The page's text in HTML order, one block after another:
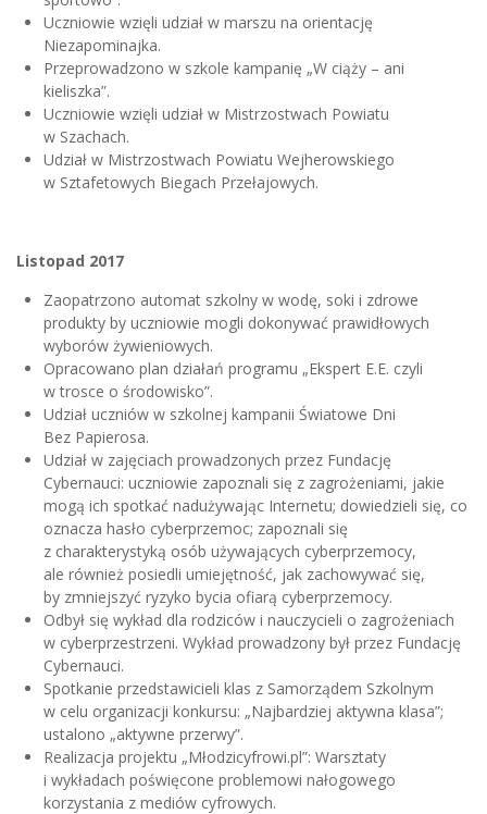
Uczniowie wzięli udział w marszu na orientację
Niezapominajka.
Przeprowadzono w szkole kampanię „W ciąży – ani
kieliszka”.
Uczniowie wzięli udział w Mistrzostwach Powiatu
w Szachach.
Udział w Mistrzostwach Powiatu Wejherowskiego
w Sztafetowych Biegach Przełajowych.
Listopad 2017
Zaopatrzono automat szkolny w wodę, soki i zdrowe
produkty by uczniowie mogli dokonywać prawidłowych
wyborów żywieniowych.
Opracowano plan działań programu „Ekspert E.E. czyli
w trosce o środowisko”.
Udział uczniów w szkolnej kampanii Światowe Dni
Bez Papierosa.
Udział w zajęciach prowadzonych przez Fundację
Cybernauci: uczniowie zapoznali się z zagrożeniami, jakie
mogą ich spotkać nadużywając Internetu; dowiedzieli się, co
oznacza hasło cyberprzemoc; zapoznali się
z charakterystyką osób używających cyberprzemocy,
ale również posiedli umiejętność, jak zachowywać się,
by zmniejszyć ryzyko bycia ofiarą cyberprzemocy.
Odbył się wykład dla rodziców i nauczycieli o zagrożeniach
w cyberprzestrzeni. Wykład prowadzony był przez Fundację
Cybernauci.
Spotkanie przedstawicieli klas z Samorządem Szkolnym
w celu organizacji konkursu: „Najbardziej aktywna klasa”;
ustalono „aktywne przerwy”.
Realizacja projektu „Młodzicyfrowi.pl”: Warsztaty
i wykładach poświęcone problemowi nałogowego
korzystania z mediów cyfrowych.